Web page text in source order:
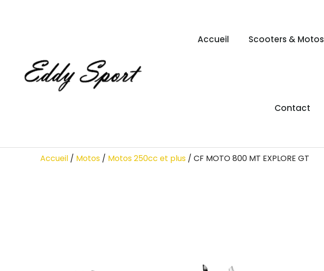
Accueil Scooters & Motos
Contact
Accueil / Motos / Motos 250cc et plus / CF MOTO 800 MT EXPLORE GT